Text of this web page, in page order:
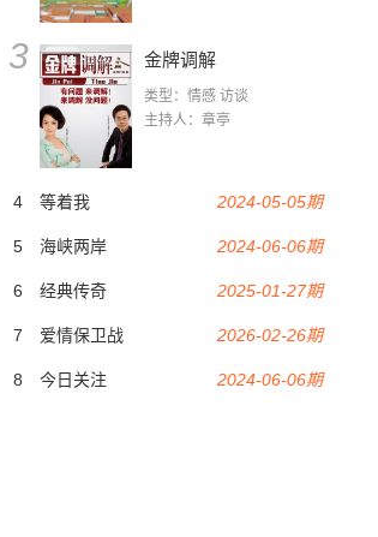
3 金牌调解
类型：情感 访谈
主持人：章亭
2024-05-05期
4 等着我
2024-06-06期
5 海峡两岸
2025-01-27期
6 经典传奇
2026-02-26期
7 爱情保卫战
2024-06-06期
8 今日关注